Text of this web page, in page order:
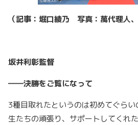
（記事：堀口綾乃 写真：萬代理人、
坂井利彰監督
――決勝をご覧になって
3種目取れたというのは初めてぐら
生たちの頑張り、サポートしてくれ